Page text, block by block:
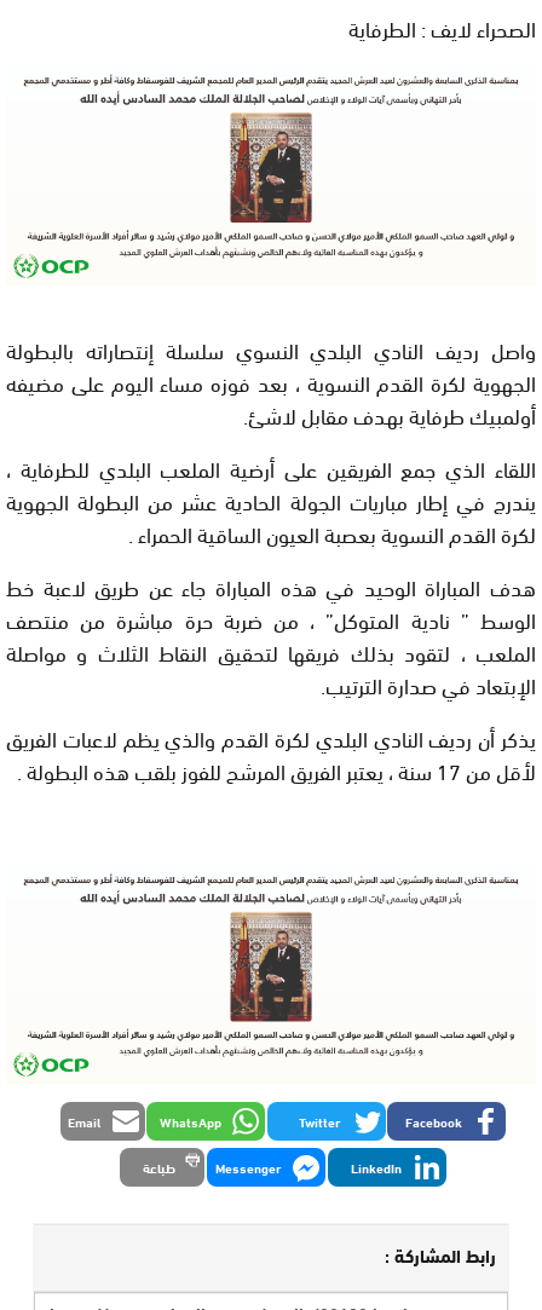
الصحراء لايف : الطرفاية
واصل رديف النادي البلدي النسوي سلسلة إنتصاراته بالبطولة
الجهوية لكرة القدم النسوية ، بعد فوزه مساء اليوم على مضيفه
أولمبيك طرفاية بهدف مقابل لاشئ.
اللقاء الذي جمع الفريقين على أرضية الملعب البلدي للطرفاية ،
يندرج في إطار مباريات الجولة الحادية عشر من البطولة الجهوية
لكرة القدم النسوية بعصبة العيون الساقية الحمراء .
هدف المباراة الوحيد في هذه المباراة جاء عن طريق لاعبة خط
الوسط ” نادية المتوكل” ، من ضربة حرة مباشرة من منتصف
الملعب ، لتقود بذلك فريقها لتحقيق النقاط الثلاث و مواصلة
الإبتعاد في صدارة الترتيب.
يذكر أن رديف النادي البلدي لكرة القدم والذي يظم لاعبات الفريق
لأقل من 17 سنة ، يعتبر الفريق المرشح للفوز بلقب هذه البطولة .
Facebook
Twitter
WhatsApp
Email
LinkedIn
Messenger طباعة
رابط المشاركة :